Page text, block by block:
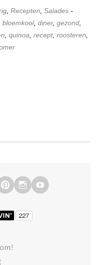
Recepten Salades -
bloemkool, diner, gezond
quinoa recept, roosteren